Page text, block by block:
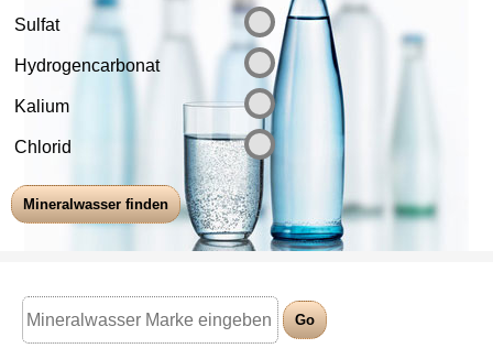
Sulfat
Hydrogencarbonat
Kalium
Chlorid